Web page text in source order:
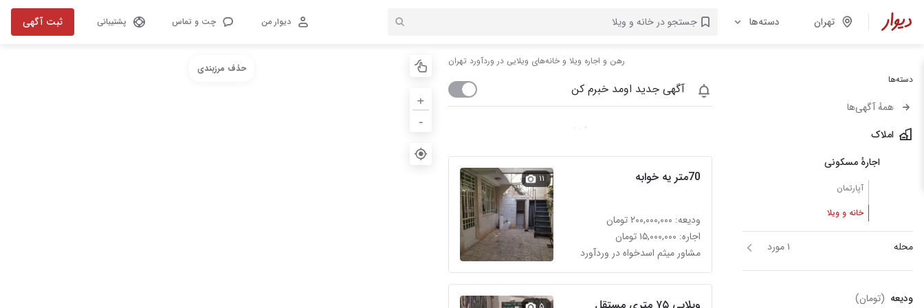
تهران دسته‌ها دیوار من چت و تماس پشتیبانی ثبت آگهی
دسته‌ها
همهٔ آگهی‌ها
املاک
اجارهٔ مسکونی
آپارتمان
خانه و ویلا
محله ۱ مورد
ودیعه (تومان)
رهن و اجاره ویلا و خانه‌های ویلایی در وردآورد تهران
آگهی جدید اومد خبرم کن
70متر یه خوابه
ودیعه: ۲۰۰,۰۰۰,۰۰۰ تومان
اجاره: ۱۵,۰۰۰,۰۰۰ تومان
مشاور میثم اسدخواه در وردآورد
۱۱
+
-
حذف مرزبندی